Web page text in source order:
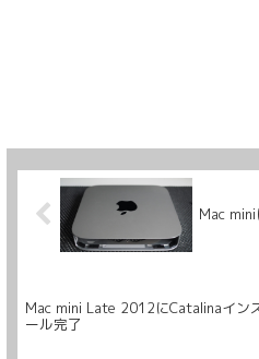
Mac
Mac mini Late 2012にCatalinaイン
ール完了